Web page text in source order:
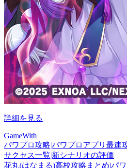
詳細を見る
GameWith
パワプロ攻略|パワプロアプリ最速
サクセス一覧|新シナリオの評価
花丸(はなまる)高校攻略まとめ|パ